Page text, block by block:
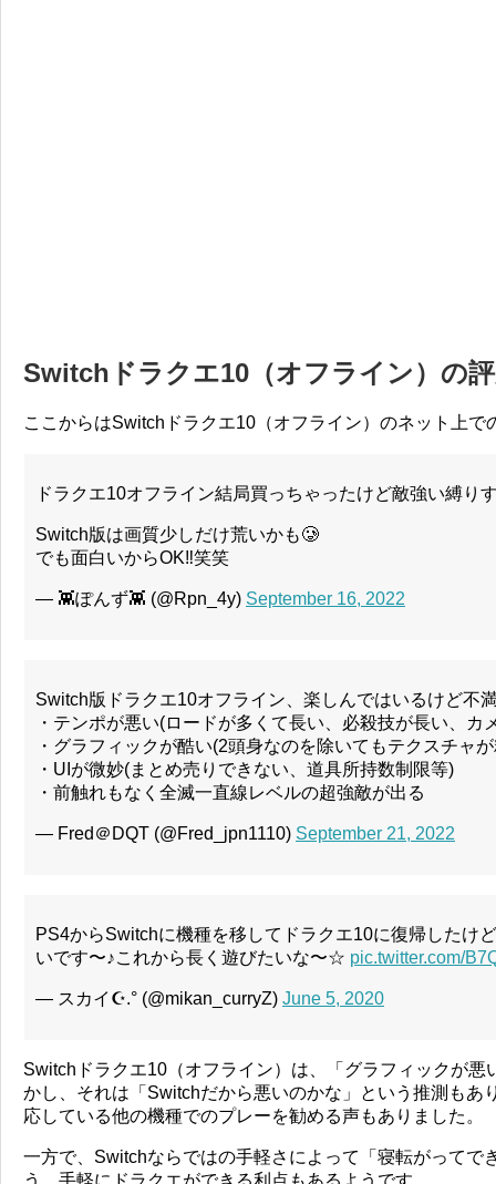
Switchドラクエ10（オフライン）の
ここからはSwitchドラクエ10（オフライン）のネット上で
ドラクエ10オフライン結局買っちゃったけど敵強い縛り
Switch版は画質少しだけ荒いかも🥲
でも面白いからOK‼️笑笑
— 👾ぽんず👾 (@Rpn_4y) September 16, 2022
Switch版ドラクエ10オフライン、楽しんではいるけど不
・テンポが悪い(ロードが多くて長い、必殺技が長い、カ
・グラフィックが酷い(2頭身なのを除いてもテクスチャ
・UIが微妙(まとめ売りできない、道具所持数制限等)
・前触れもなく全滅一直線レベルの超強敵が出る
— Fred＠DQT (@Fred_jpn1110) September 21, 2022
PS4からSwitchに機種を移してドラクエ10に復帰したけ
いです〜♪これから長く遊びたいな〜☆ pic.twitter.com/
— スカイ☪︎.° (@mikan_curryZ) June 5, 2020
Switchドラクエ10（オフライン）は、「グラフィックが悪
かし、それは「Switchだから悪いのかな」という推測もあ
応している他の機種でのプレーを勧める声もありました。
一方で、Switchならではの手軽さによって「寝転がってで
う、手軽にドラクエができる利点もあるようです。